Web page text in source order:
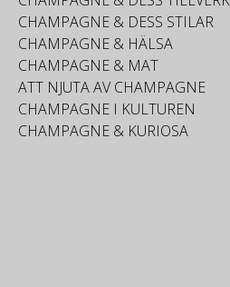
CHAMPAGNE & DESS STILAR
CHAMPAGNE & HÄLSA
CHAMPAGNE & MAT
ATT NJUTA AV CHAMPAGNE
CHAMPAGNE I KULTUREN
CHAMPAGNE & KURIOSA